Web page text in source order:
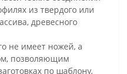
из твердого или
древесного
не имеет ножей, а
позволяющим
по шаблону.